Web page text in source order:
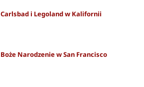
Carlsbad i Legoland w Kalifornii
Boże Narodzenie w San Francisco